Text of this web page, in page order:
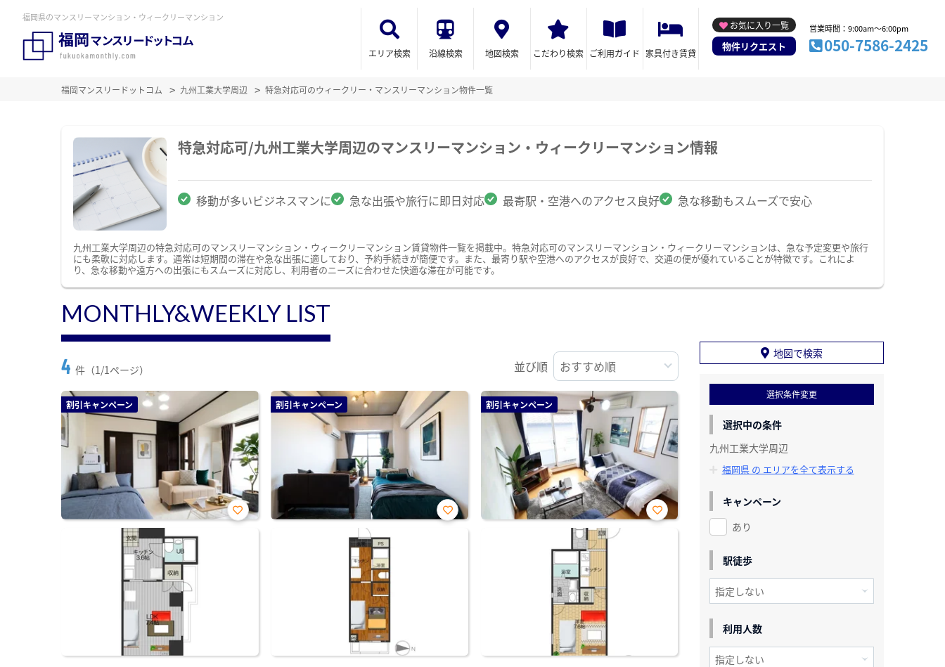
福岡県のマンスリーマンション・ウィークリーマンション
エリア検索 沿線検索 地図検索 こだわり検索 ご利用ガイド 家具付き賃貸
お気に入り一覧
物件リクエスト
営業時間：9:00am～6:00pm
050-7586-2425
福岡マンスリードットコム 九州工業大学周辺 特急対応可のウィークリー・マンスリーマンション物件一覧
特急対応可/九州工業大学周辺のマンスリーマンション・ウィークリーマンション情報
移動が多いビジネスマンに 急な出張や旅行に即日対応 最寄駅・空港へのアクセス良好 急な移動もスムーズで安心
九州工業大学周辺の特急対応可のマンスリーマンション・ウィークリーマンション賃貸物件一覧を掲載中。特急対応可のマンスリーマンション・ウィークリーマンションは、急な予定変更や旅行
にも柔軟に対応します。通常は短期間の滞在や急な出張に適しており、予約手続きが簡便です。また、最寄り駅や空港へのアクセスが良好で、交通の便が優れていることが特徴です。これによ
り、急な移動や遠方への出張にもスムーズに対応し、利用者のニーズに合わせた快適な滞在が可能です。
MONTHLY&WEEKLY LIST
4 件（1/1ページ） 並び順
割引キャンペーン
お気
割引キャンペーン
お気
割引キャンペーン
お気
地図で検索
選択条件変更
選択中の条件
九州工業大学周辺
福岡県 の エリアを全て表示する
キャンペーン
あり
駅徒歩
利用人数